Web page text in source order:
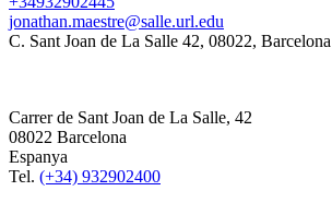
jonathan.maestre@salle.url.edu
C. Sant Joan de La Salle 42, 08022, Barcelona
Carrer de Sant Joan de La Salle, 42
08022 Barcelona
Espanya
Tel. (+34) 932902400